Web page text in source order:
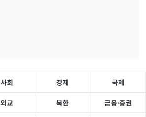
사회 경제 국제
외교 북한 금융·증권